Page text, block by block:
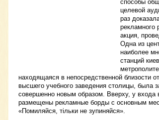
способы
целевой
раз
рекламного
акция,
Одна из
наиболее
станций
находящаяся в непосредственной близости
высшего учебного заведения столицы, была
совершенно новым образом. Вверху, у входа
размещены рекламные борды с основным
«Помиляйся, тільки не зупиняйся».